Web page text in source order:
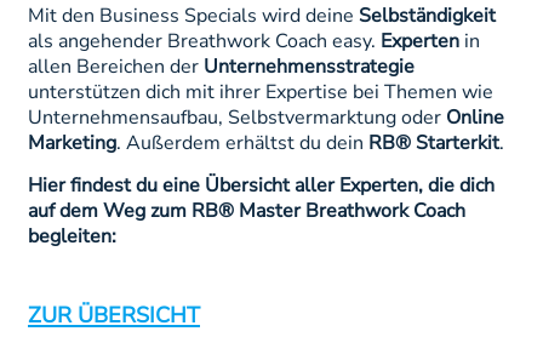
Mit den Business Specials wird deine Selbständigkeit
als angehender Breathwork Coach easy. Experten in
allen Bereichen der Unternehmensstrategie
unterstützen dich mit ihrer Expertise bei Themen wie
Unternehmensaufbau, Selbstvermarktung oder Online
Marketing. Außerdem erhältst du dein RB® Starterkit.
Hier findest du eine Übersicht aller Experten, die dich
auf dem Weg zum RB® Master Breathwork Coach
begleiten:
ZUR ÜBERSICHT